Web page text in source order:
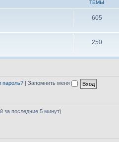
ТЕМЫ
605
250
пароль? Запомнить меня
за последние 5 минут)